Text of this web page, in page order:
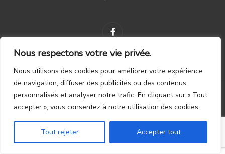
Nous respectons votre vie privée.
Nous utilisons des cookies pour améliorer votre expérience
de navigation, diffuser des publicités ou des contenus
personnalisés et analyser notre trafic. En cliquant sur « Tout
accepter », vous consentez à notre utilisation des cookies.
Tout rejeter Accepter tout
Mentions légales ┃CGV
© 2023 – TOUS DROITS RÉSERVÉS. CRÉATION PAR
WAPIX.BE